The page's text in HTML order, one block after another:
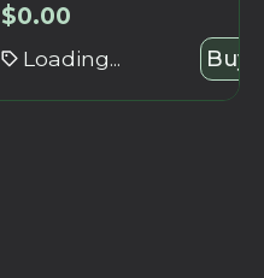
$0.00
Loading... Buy